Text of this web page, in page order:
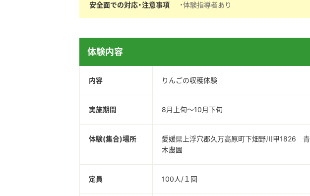
安全面での対応・注意事項 ・体験指導者あり
体験内容
内容 りんごの収穫体験
実施期間 8月上旬～10月下旬
体験(集合)場所
愛媛県上浮穴郡久万高原町下畑野川甲1826 青
木農園
定員 100人/１回